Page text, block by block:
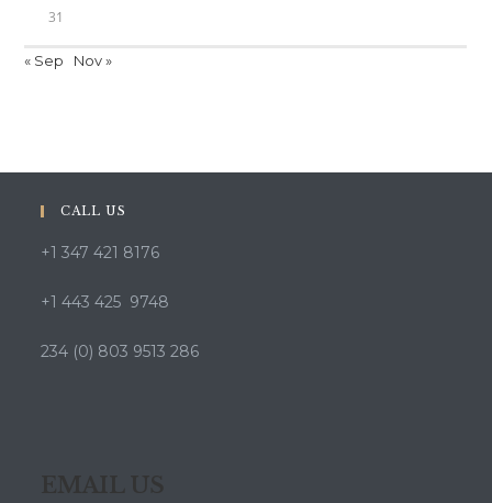
31
« Sep Nov »
CALL US
+1 347 421 8176
+1 443 425 9748
234 (0) 803 9513 286
EMAIL US